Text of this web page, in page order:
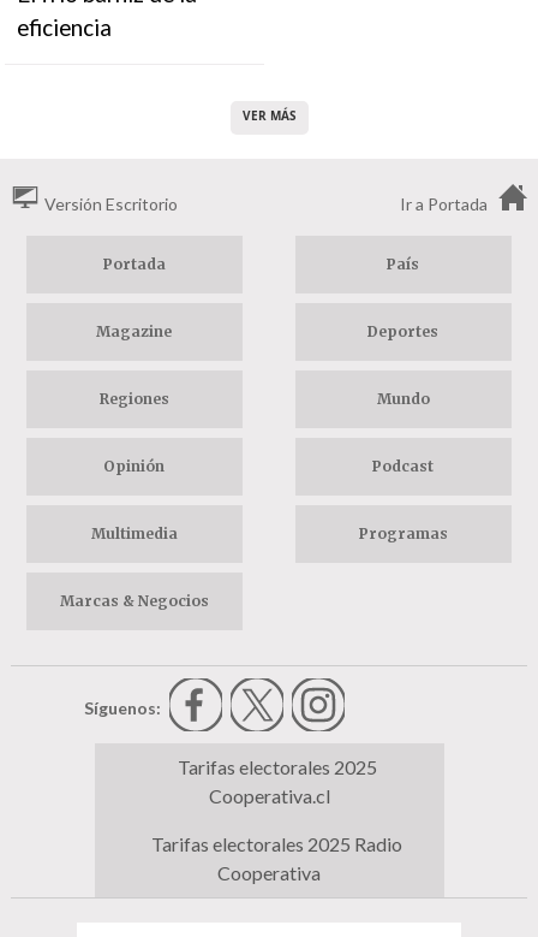
eficiencia
VER MÁS
Versión Escritorio Ir a Portada
Portada País
Magazine Deportes
Regiones Mundo
Opinión Podcast
Multimedia Programas
Marcas & Negocios
Síguenos:
Tarifas electorales 2025
Cooperativa.cl
Tarifas electorales 2025 Radio
Cooperativa